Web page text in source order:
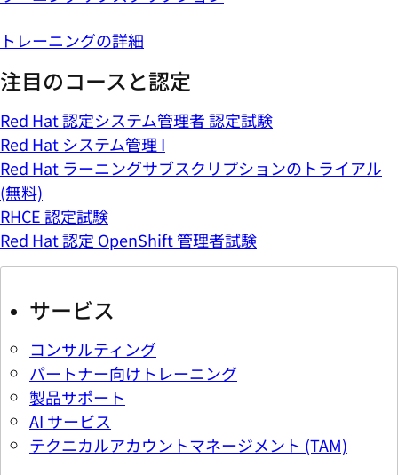
トレーニングの詳細
注目のコースと認定
Red Hat 認定システム管理者 認定試験
Red Hat システム管理 I
Red Hat ラーニングサブスクリプションのトライアル
(無料)
RHCE 認定試験
Red Hat 認定 OpenShift 管理者試験
サービス
コンサルティング
パートナー向けトレーニング
製品サポート
AI サービス
テクニカルアカウントマネージメント (TAM)